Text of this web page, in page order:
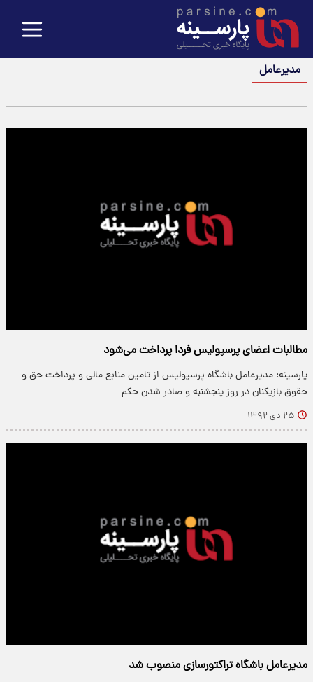
مدیرعامل
مطالبات اعضای پرسپولیس فردا پرداخت می‌شود
پارسینه: مدیرعامل باشگاه پرسپولیس از تامین منابع مالی و پرداخت حق و
حقوق بازیکنان در روز پنجشنبه و صادر شدن حکم…
۲۵ دی ۱۳۹۲
مدیرعامل باشگاه تراکتورسازی منصوب شد